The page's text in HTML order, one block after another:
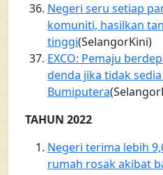
Negeri seru setiap
komuniti, hasilkan
tinggi(SelangorKini)
EXCO: Pemaju
denda jika tidak
Bumiputera
TAHUN 2022
Negeri terima lebih
rumah rosak akibat